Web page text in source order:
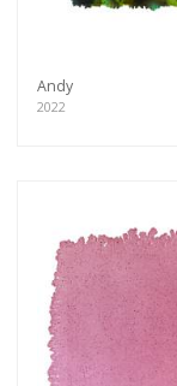
Andy
2022